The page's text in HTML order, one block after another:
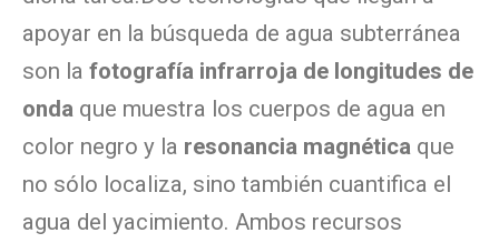
apoyar en la búsqueda de agua subterránea
son la fotografía infrarroja de longitudes de
onda que muestra los cuerpos de agua en
color negro y la resonancia magnética que
no sólo localiza, sino también cuantifica el
agua del yacimiento. Ambos recursos